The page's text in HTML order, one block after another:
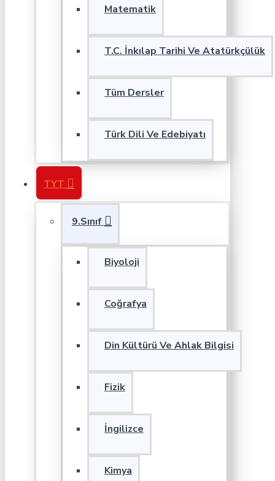
Matematik
T.C. İnkılap Tarihi Ve Atatürkçülük
Tüm Dersler
Türk Dili Ve Edebiyatı
TYT
9.Sınıf
Biyoloji
Coğrafya
Din Kültürü Ve Ahlak Bilgisi
Fizik
İngilizce
Kimya